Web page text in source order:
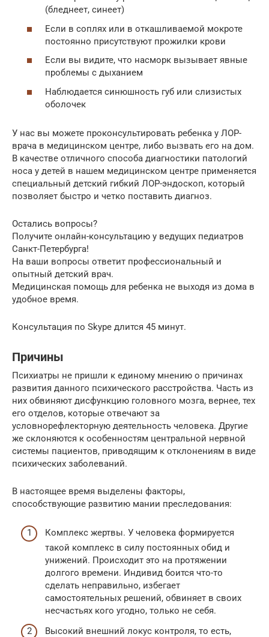
(бледнеет, синеет)
Если в соплях или в откашливаемой мокроте
постоянно присутствуют прожилки крови
Если вы видите, что насморк вызывает явные
проблемы с дыханием
Наблюдается синюшность губ или слизистых
оболочек
У нас вы можете проконсультировать ребенка у ЛОР-
врача в медицинском центре, либо вызвать его на дом.
В качестве отличного способа диагностики патологий
носа у детей в нашем медицинском центре применяется
специальный детский гибкий ЛОР-эндоскоп, который
позволяет быстро и четко поставить диагноз.
Остались вопросы?
Получите онлайн-консультацию у ведущих педиатров
Санкт-Петербурга!
На ваши вопросы ответит профессиональный и
опытный детский врач.
Медицинская помощь для ребенка не выходя из дома в
удобное время.
Консультация по Skype длится 45 минут.
Причины
Психиатры не пришли к единому мнению о причинах
развития данного психического расстройства. Часть из
них обвиняют дисфункцию головного мозга, вернее, тех
его отделов, которые отвечают за
условнорефлекторную деятельность человека. Другие
же склоняются к особенностям центральной нервной
системы пациентов, приводящим к отклонениям в виде
психических заболеваний.
В настоящее время выделены факторы,
способствующие развитию мании преследования:
Комплекс жертвы. У человека формируется
такой комплекс в силу постоянных обид и
унижений. Происходит это на протяжении
долгого времени. Индивид боится что-то
сделать неправильно, избегает
самостоятельных решений, обвиняет в своих
несчастьях кого угодно, только не себя.
Высокий внешний локус контроля, то есть,